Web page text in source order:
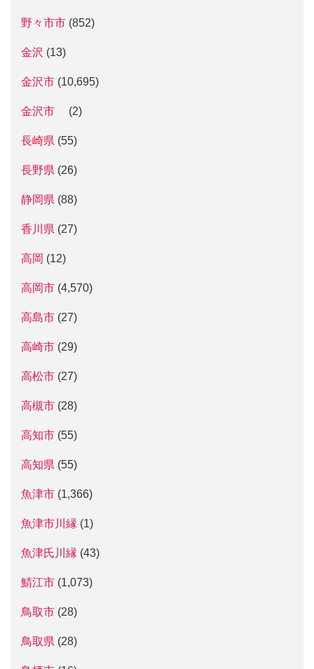
野々市市 (852)
金沢 (13)
金沢市 (10,695)
金沢市 (2)
長崎県 (55)
長野県 (26)
静岡県 (88)
香川県 (27)
高岡 (12)
高岡市 (4,570)
高島市 (27)
高崎市 (29)
高松市 (27)
高槻市 (28)
高知市 (55)
高知県 (55)
魚津市 (1,366)
魚津市川縁 (1)
魚津氏川縁 (43)
鯖江市 (1,073)
鳥取市 (28)
鳥取県 (28)